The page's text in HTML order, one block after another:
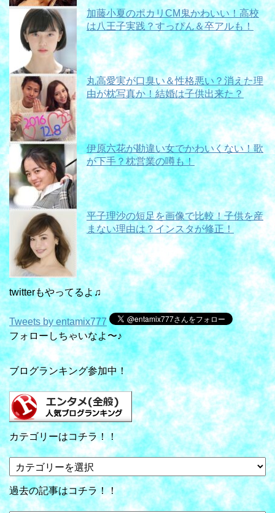
加藤小夏のポカリCM鬼かわいい！高校
は八王子実践？すっぴん＆卒アルも！
丸高愛実が口臭い＆性格悪い？消えた理
由が枕写真か！結婚は子供出来た？
伊原六花が勘違い女でかわいくない！歌
が下手？枕営業の噂も！
平子理沙の短足を画像で比較！子供を産
まない理由は？インスタが修正！
twitterもやってるよ♫
Tweets by entamix777
フォローしちゃいなよ〜♪
ブログランキング参加中！
カテゴリーはコチラ！！
テ
ゴ
リ
過去の記事はコチラ！！